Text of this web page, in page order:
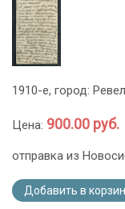
1910-е, город:
Цена: 900.00 руб.
отправка из
Добавить в